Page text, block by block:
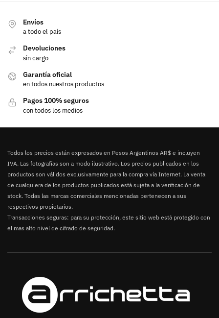
Envíos
a todo el país
Devoluciones
sin cargo
Garantía oficial
en todos nuestros productos
Pagos 100% seguros
con todos los medios
Todos los precios están expresados en Pesos Argentinos AR$ e incluyen
IVA. Las fotografías son a modo ilustrativo. Los precios publicados en los
productos son válidos exclusivamente para la compra vía Internet. La venta
de cualquiera de los productos publicados está sujeta a la verificación de
stock. Todas las marcas comerciales mencionadas pertenecen a sus
respectivos propietarios.
Transacciones seguras: para su protección, este sitio web está protegido con
el mas alto nivel de cifrado de seguridad.